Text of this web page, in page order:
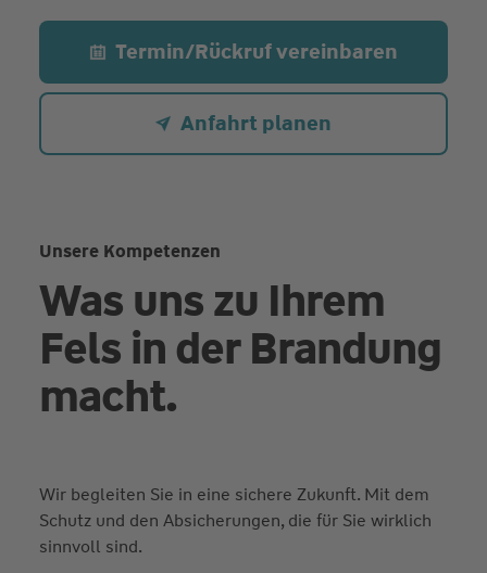
Termin/Rückruf vereinbaren
Anfahrt planen
Unsere Kompetenzen
Was uns zu Ihrem
Fels in der Brandung
macht.
Wir begleiten Sie in eine sichere Zukunft. Mit dem
Schutz und den Absicherungen, die für Sie wirklich
sinnvoll sind.